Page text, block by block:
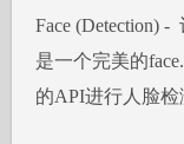
Face (Detection)
是一个完美的
的API进行人脸检